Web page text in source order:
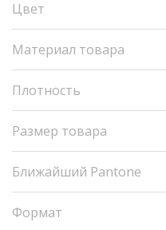
Цвет
Материал товара
Плотность
Размер товара
Ближайший Pantone
Формат